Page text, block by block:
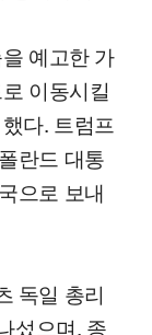
예고한 가
이동시킬
다. 트럼프
란드 대통
으로 보내
독일 총리
섰으며, 종